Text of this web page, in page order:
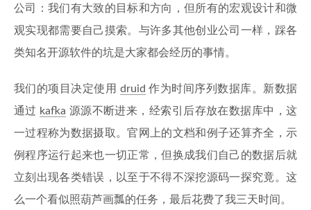
公司：我们有大致的目标和方向，但所有的宏观设计和微
观实现都需要自己摸索。与许多其他创业公司一样，踩各
类知名开源软件的坑是大家都会经历的事情。
我们的项目决定使用 druid 作为时间序列数据库。新数据
通过 kafka 源源不断进来，经索引后存放在数据库中，这
一过程称为数据摄取。官网上的文档和例子还算齐全，示
例程序运行起来也一切正常，但换成我们自己的数据后就
立刻出现各类错误，以至于不得不深挖源码一探究竟。这
么一个看似照葫芦画瓢的任务，最后花费了我三天时间。